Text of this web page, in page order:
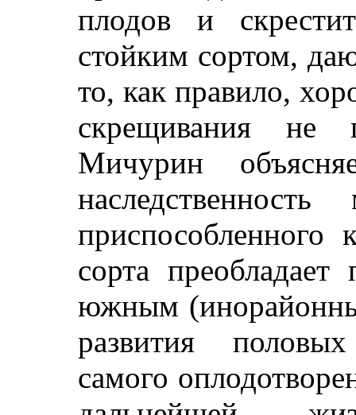
плодов и
стойким сортом,
то, как правило,
скрещивания
Мичурин
сорта
южным
развития
самого